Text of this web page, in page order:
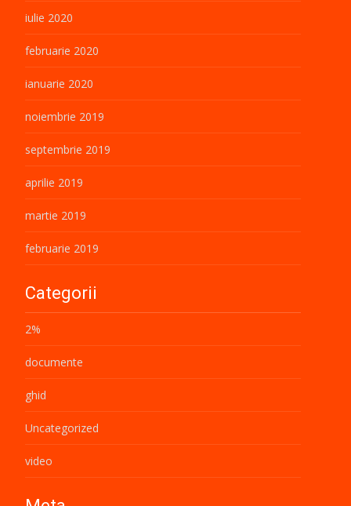
iulie 2020
februarie 2020
ianuarie 2020
noiembrie 2019
septembrie 2019
aprilie 2019
martie 2019
februarie 2019
Categorii
2%
documente
ghid
Uncategorized
video